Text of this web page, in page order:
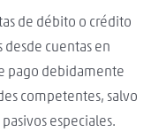
de débito o crédito
cuentas en
pago debidamente
competentes, salvo
especiales.